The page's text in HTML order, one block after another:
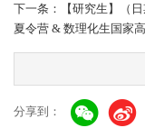
下一条：【研究生】（
夏令营 & 数理化生国家
分享到：